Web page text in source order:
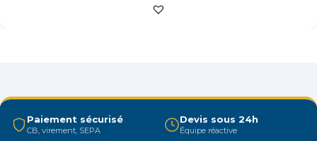
peuvent
être
choisies
Paiement sécurisé
CB, virement, SEPA
Devis sous 24h
Équipe réactive